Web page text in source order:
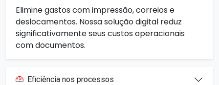
Elimine gastos com impressão, correios e
deslocamentos. Nossa solução digital reduz
significativamente seus custos operacionais
com documentos.
Eficiência nos processos